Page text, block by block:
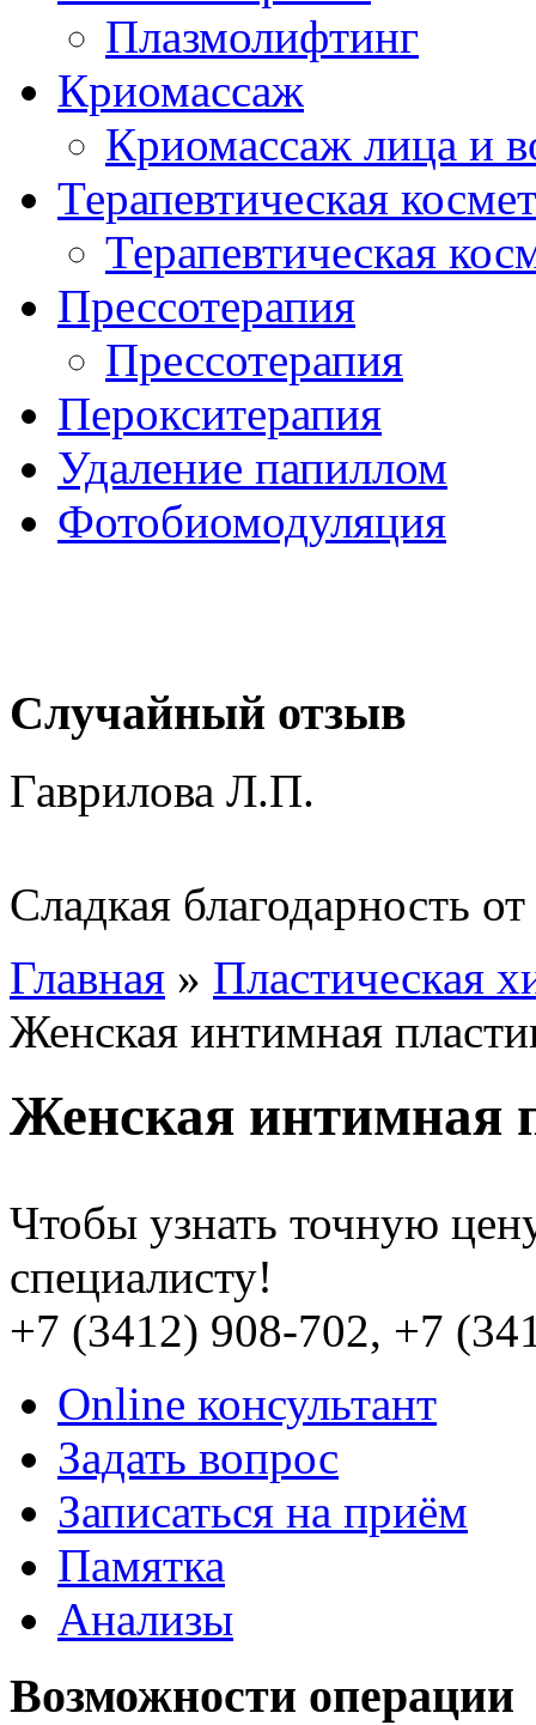
Плазмолифтинг
Криомассаж
Криомассаж лица и
Терапевтическая
Терапевтическая
Прессотерапия
Прессотерапия
Перокситерапия
Удаление папиллом
Фотобиомодуляция
Случайный отзыв
Гаврилова Л.П.
Сладкая благодарность
Главная » Пластическая
Женская интимная
Женская интимная
Чтобы узнать точную
специалисту!
+7 (3412) 908-702, +7
Online консультант
Задать вопрос
Записаться на приём
Памятка
Анализы
Возможности операции